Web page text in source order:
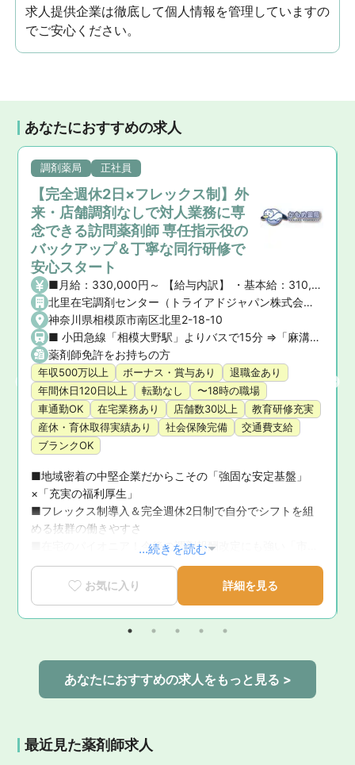
求人提供企業は徹底して個人情報を管理していますの
でご安心ください。
あなたにおすすめの求人
調剤薬局 正社員
【完全週休2日×フレックス制】外
来・店舗調剤なしで対人業務に専
念できる訪問薬剤師 専任指示役の
バックアップ＆丁寧な同行研修で
安心スタート
■月給：330,000円～ 【給与内訳】 ・基本給：310,000円～ ・資格手当：20,000円 【その他手当】 ・管理薬剤師手当：20,000円 ・役職手当：30,000円～ ■想定年収：5,000,000円〜6,000,000円 ■賞与：年2回（計4か月分） ■昇給：年1回
北里在宅調剤センター（トライアドジャパン株式会社）
神奈川県相模原市南区北里2-18-10
■ 小田急線「相模大野駅」よりバスで15分 ⇒「麻溝台入口」バス停下車すぐ ★マイカー通勤・車通勤OK（無料駐車場完備！）
薬剤師免許をお持ちの方
年収500万以上 ボーナス・賞与あり
退職金あり
年間休日120日以上
転勤なし
〜18時の職場
車通勤OK
在宅業務あり 店舗数30以上
教育研修充実
産休・育休取得実績あり
社会保険完備
交通費支給
ブランクOK
■地域密着の中堅企業だからこその「強固な安定基盤」
×「充実の福利厚生」
■フレックス制導入＆完全週休2日制で自分でシフトを組
める抜群の働きやすさ
■在宅のパイオニア！今後の調剤報酬改定にも強い「市場
価値の高いキャリア」
■外来・調剤・配達は一切なし！徹底した分業制で「対人
業務」に100%集中
■患者様の生活に寄り添い、窓口よりも近い距離で深い関
係性を築けるやりがい
...続きを読む
お気に入り 詳細を見る
あなたにおすすめの求人をもっと見る >
最近見た薬剤師求人